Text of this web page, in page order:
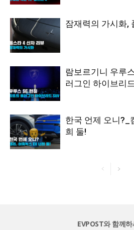
잠재력의 가시화,
람보르기니 우루
러그인 하이브리
한국 언제 오니?_
희 둘!
EVPOST와 함께